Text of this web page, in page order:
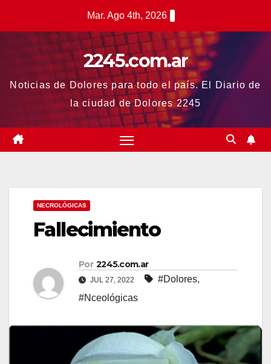
Mar. Ago 4th, 2026
2245.com.ar
Noticias de Dolores para todo el país. El Diario de
la ciudad de Dolores 2245
NECROLÓGICAS
Fallecimiento
Por 2245.com.ar
JUL 27, 2022 #Dolores,
#Nceológicas